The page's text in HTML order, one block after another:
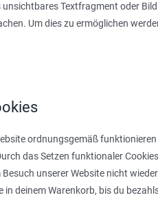
Textfragment oder
Um dies zu ermöglichen
ordnungsgemäß
das Setzen funktionaler
unserer Website nicht
deinem Warenkorb, bis du